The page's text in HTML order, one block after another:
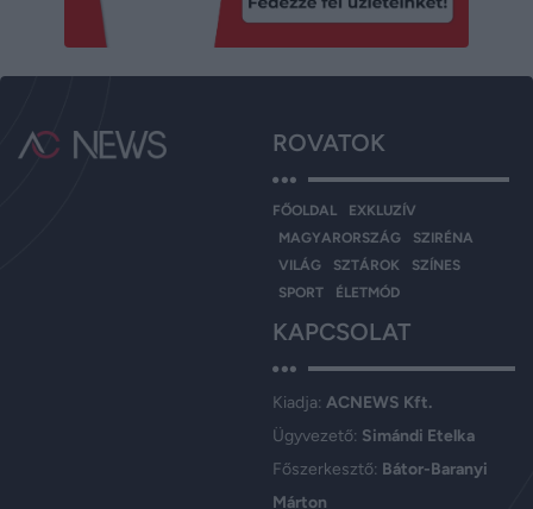
ROVATOK
FŐOLDAL
EXKLUZÍV
MAGYARORSZÁG
SZIRÉNA
VILÁG
SZTÁROK
SZÍNES
SPORT
ÉLETMÓD
KAPCSOLAT
Kiadja: ACNEWS Kft.
Ügyvezető: Simándi Etelka
Főszerkesztő: Bátor-Baranyi
Márton